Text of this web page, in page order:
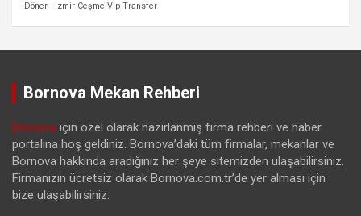
Döner
İzmir Çeşme Vip Transfer
Bornova Mekan Rehberi
Bornova için özel olarak hazırlanmış firma rehberi ve haber
portalına hoş geldiniz. Bornova’daki tüm firmalar, mekanlar ve
Bornova hakkında aradığınız her şeye sitemizden ulaşabilirsiniz.
Firmanızın ücretsiz olarak Bornova.com.tr’de yer alması için
bize ulaşabilirsiniz.